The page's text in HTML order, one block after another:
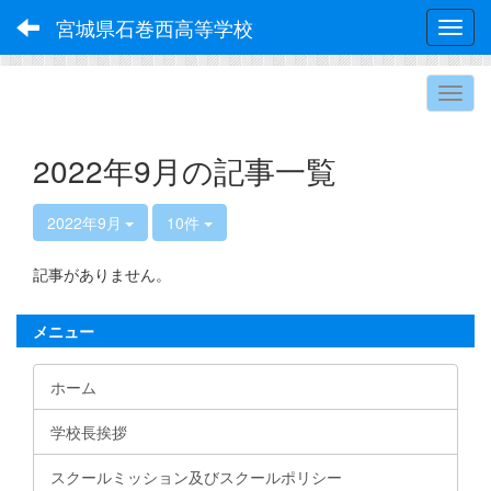
宮城県石巻西高等学校
2022年9月の記事一覧
2022年9月 10件
記事がありません。
メニュー
ホーム
学校長挨拶
スクールミッション及びスクールポリシー